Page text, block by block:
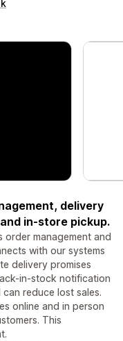
delivery
in-store pickup.
management and
with our systems
delivery promises
in-stock notification
reduce lost sales.
online and in person
This